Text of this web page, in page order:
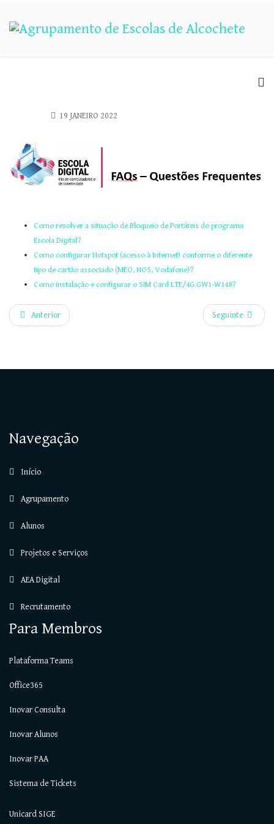
19 JANEIRO 2022
Como resolver a situação de Bloqueio de Portáteis do programa
Escola Digital?
Como configurar Hotspot (acesso à Internet) conforme o diferente
tipo de cartão associado (MEO, NOS, Vodafone)?
Como instalação e configurar o SIM Card LTE/4G GW1-W148?
Anterior Seguinte
Navegação
Início
Agrupamento
Alunos
Projetos e Serviços
AEA Digital
Recrutamento
Para Membros
Plataforma Teams
Office365
Inovar Consulta
Inovar Alunos
Inovar PAA
Sistema de Tickets
Unicard SIGE